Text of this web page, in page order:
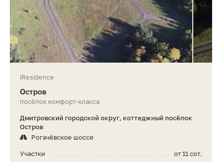
iResidence
Остров
посёлок комфорт-класса
Дмитровский городской округ, коттеджный посёлок
Остров
Рогачёвское шоссе
от 11 сот.
Участки